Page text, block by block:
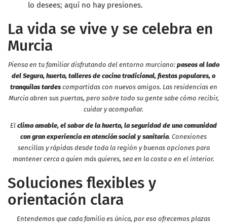
lo desees; aquí no hay presiones.
La vida se vive y se celebra en
Murcia
Piensa en tu familiar disfrutando del entorno murciano: paseos al lado
del Segura, huerta, talleres de cocina tradicional, fiestas populares, o
tranquilas tardescompartidas con nuevos amigos. Las residencias en
Murcia abren sus puertas, pero sobre todo su gente sabe cómo recibir,
cuidar y acompañar.
El clima amable, el sabor de la huerta, la seguridad de una comunidad
con gran experiencia en atención social y sanitaria. Conexiones
sencillas y rápidas desde toda la región y buenas opciones para
mantener cerca a quien más quieres, sea en la costa o en el interior.
Soluciones flexibles y
orientación clara
Entendemos que cada familia es única, por eso ofrecemos plazas